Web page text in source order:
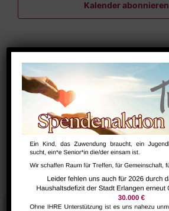
Kalender abonnieren